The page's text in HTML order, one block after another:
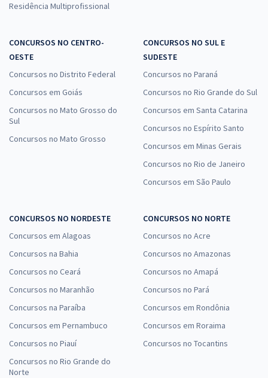
Residência Multiprofissional
CONCURSOS NO CENTRO-
OESTE
Concursos no Distrito Federal
Concursos em Goiás
Concursos no Mato Grosso do
Sul
Concursos no Mato Grosso
CONCURSOS NO SUL E
SUDESTE
Concursos no Paraná
Concursos no Rio Grande do Sul
Concursos em Santa Catarina
Concursos no Espírito Santo
Concursos em Minas Gerais
Concursos no Rio de Janeiro
Concursos em São Paulo
CONCURSOS NO NORDESTE
Concursos em Alagoas
Concursos na Bahia
Concursos no Ceará
Concursos no Maranhão
Concursos na Paraíba
Concursos em Pernambuco
Concursos no Piauí
Concursos no Rio Grande do
Norte
CONCURSOS NO NORTE
Concursos no Acre
Concursos no Amazonas
Concursos no Amapá
Concursos no Pará
Concursos em Rondônia
Concursos em Roraima
Concursos no Tocantins